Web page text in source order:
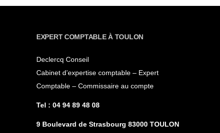
EXPERT COMPTABLE À TOULON
Declercq Conseil
Cabinet d’expertise comptable – Expert
Comptable – Commissaire au compte
Tel : 04 94 89 48 08
9 Boulevard de Strasbourg 83000 TOULON